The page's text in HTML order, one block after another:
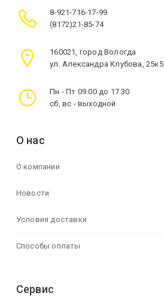
8-921-716-17-99
(8172)21-85-74
160021, город Вологда
ул. Александра Клубова, 25к5
Пн - Пт 09.00 до 17.30
сб, вс - выходной
О нас
О компании
Новости
Условия доставки
Способы оплаты
Сервис